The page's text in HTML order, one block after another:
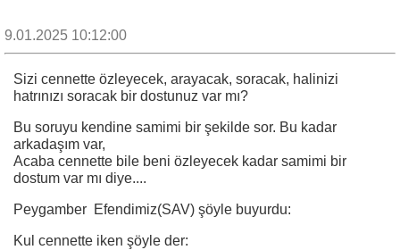
9.01.2025 10:12:00
Sizi cennette özleyecek, arayacak, soracak, halinizi
hatrınızı soracak bir dostunuz var mı?
Bu soruyu kendine samimi bir şekilde sor. Bu kadar
arkadaşım var,
Acaba cennette bile beni özleyecek kadar samimi bir
dostum var mı diye....
Peygamber Efendimiz(SAV) şöyle buyurdu:
Kul cennette iken şöyle der: